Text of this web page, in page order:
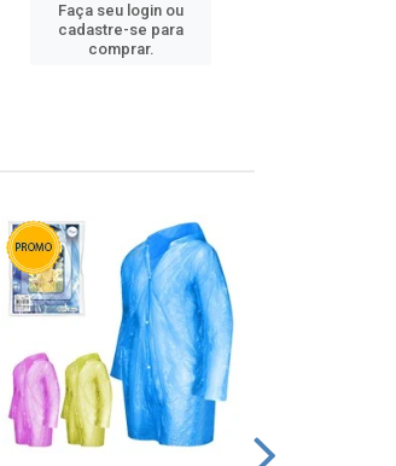
Faça seu login ou
cadastre-se para
comprar.